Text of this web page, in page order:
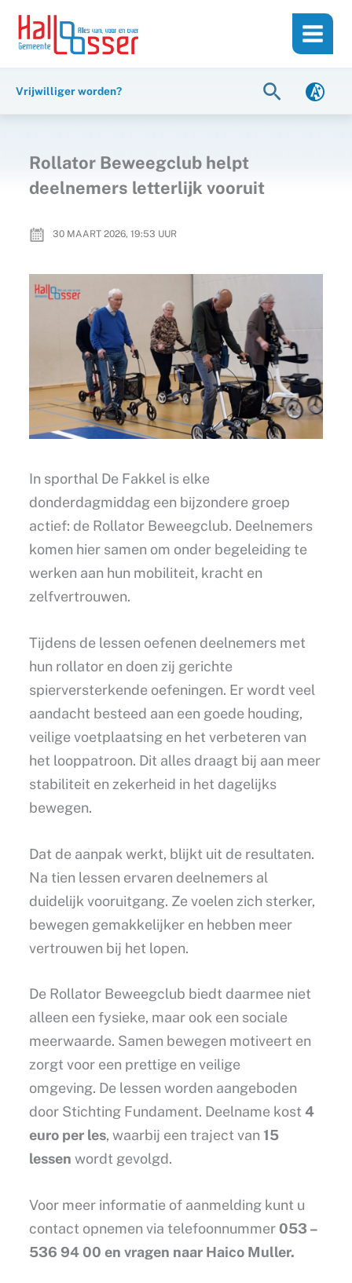
inhoud
naar
Vrijwilliger worden? Zoeken
Rollator Beweegclub helpt
deelnemers letterlijk vooruit
30 MAART 2026, 19:53 UUR
In sporthal De Fakkel is elke
donderdagmiddag een bijzondere groep
actief: de Rollator Beweegclub. Deelnemers
komen hier samen om onder begeleiding te
werken aan hun mobiliteit, kracht en
zelfvertrouwen.
Tijdens de lessen oefenen deelnemers met
hun rollator en doen zij gerichte
spierversterkende oefeningen. Er wordt veel
aandacht besteed aan een goede houding,
veilige voetplaatsing en het verbeteren van
het looppatroon. Dit alles draagt bij aan meer
stabiliteit en zekerheid in het dagelijks
bewegen.
Dat de aanpak werkt, blijkt uit de resultaten.
Na tien lessen ervaren deelnemers al
duidelijk vooruitgang. Ze voelen zich sterker,
bewegen gemakkelijker en hebben meer
vertrouwen bij het lopen.
De Rollator Beweegclub biedt daarmee niet
alleen een fysieke, maar ook een sociale
meerwaarde. Samen bewegen motiveert en
zorgt voor een prettige en veilige
omgeving. De lessen worden aangeboden
door Stichting Fundament. Deelname kost 4
euro per les, waarbij een traject van 15
lessen wordt gevolgd.
Voor meer informatie of aanmelding kunt u
contact opnemen via telefoonnummer 053 –
536 94 00 en vragen naar Haico Muller.